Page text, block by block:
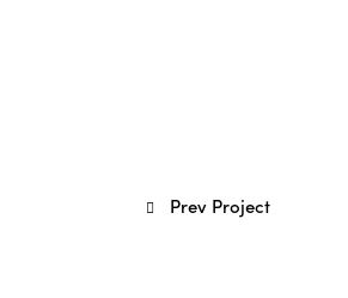
Prev Project